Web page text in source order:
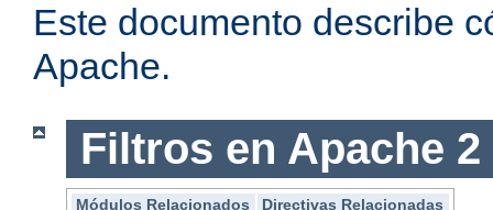
Este documento describe
Apache.
Filtros en Apache 2
Módulos Relacionados
Directivas Relacionadas